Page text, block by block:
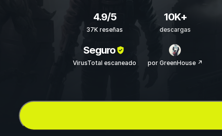
4.9/5
37K reseñas
10K+
descargas
Seguro
VirusTotal escaneado por GreenHouse ↗